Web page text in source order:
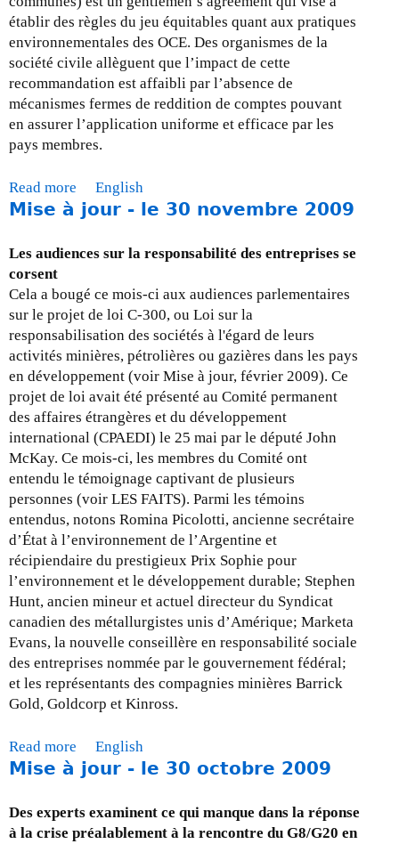
l
e
2
8
f
é
v
e
r
0
0
établir des règles du jeu équitables quant aux pratiques
environnementales des OCE. Des organismes de la
société civile allèguent que l’impact de cette
recommandation est affaibli par l’absence de
mécanismes fermes de reddition de comptes pouvant
en assurer l’application uniforme et efficace par les
pays membres.
Read more
b
u
M
i
s
e
à
j
o
u
r
-
l
e
3
1
j
a
n
v
i
e
r
1
0
English
Mise à jour - le 30 novembre 2009
Les audiences sur la responsabilité des entreprises se
corsent
Cela a bougé ce mois-ci aux audiences parlementaires
sur le projet de loi C-300, ou Loi sur la
responsabilisation des sociétés à l'égard de leurs
activités minières, pétrolières ou gazières dans les pays
en développement (voir Mise à jour, février 2009). Ce
projet de loi avait été présenté au Comité permanent
des affaires étrangères et du développement
international (CPAEDI) le 25 mai par le député John
McKay. Ce mois-ci, les membres du Comité ont
entendu le témoignage captivant de plusieurs
personnes (voir LES FAITS). Parmi les témoins
entendus, notons Romina Picolotti, ancienne secrétaire
d’État à l’environnement de l’Argentine et
récipiendaire du prestigieux Prix Sophie pour
l’environnement et le développement durable; Stephen
Hunt, ancien mineur et actuel directeur du Syndicat
canadien des métallurgistes unis d’Amérique; Marketa
Evans, la nouvelle conseillère en responsabilité sociale
des entreprises nommée par le gouvernement fédéral;
et les représentants des compagnies minières Barrick
Gold, Goldcorp et Kinross.
Read more
b
u
t
English
Mise à jour - le 30 octobre 2009
Des experts examinent ce qui manque dans la réponse
à la crise préalablement à la rencontre du G8/G20 en